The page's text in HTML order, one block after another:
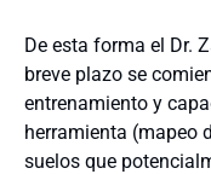
De esta forma el Dr.
breve plazo se
entrenamiento y
herramienta (mapeo
suelos que